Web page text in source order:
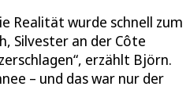
Realität wurde schnell zum
Silvester an der Côte
erzählt Björn.
– und das war nur der